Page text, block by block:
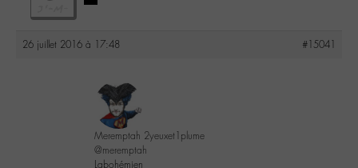
26 juillet 2016 à 17:48 #15041
Meremptah 2yeuxet1plume
@meremptah
Labohémien